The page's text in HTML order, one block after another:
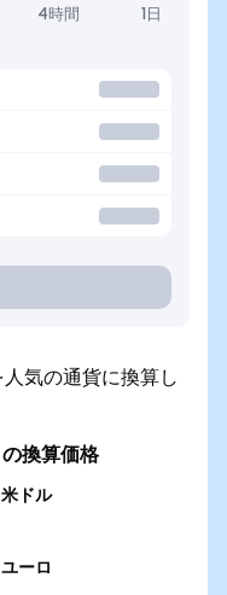
4時間 1日
の通貨に換算し
換算価格
ドル
ーロ